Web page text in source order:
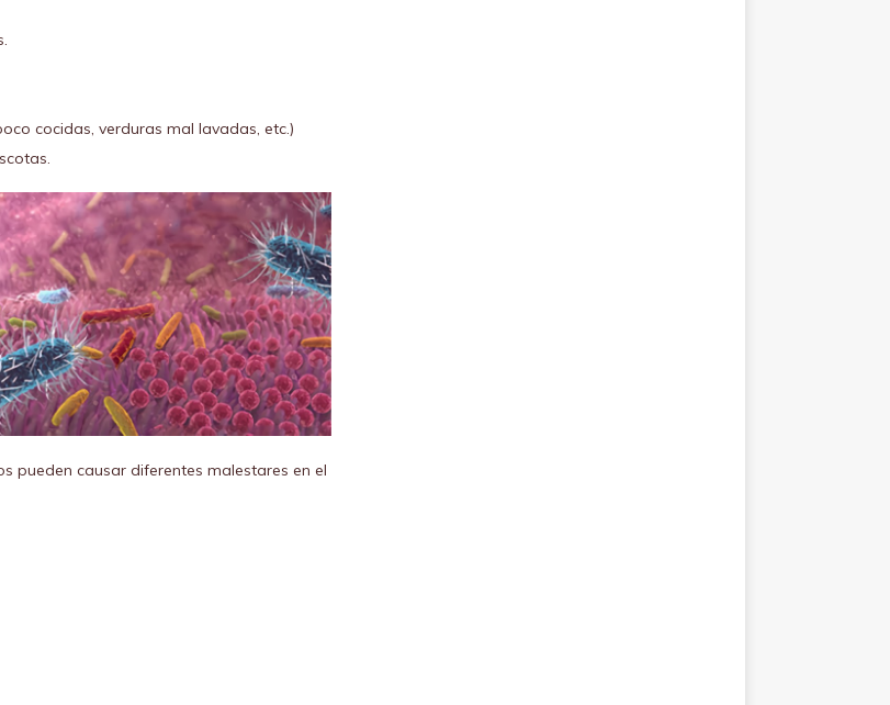
cocidas, verduras mal lavadas, etc.)
pueden causar diferentes malestares en el